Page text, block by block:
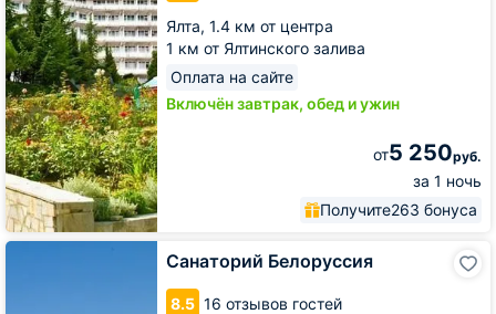
Ялта, 1.4 км от центра
1 км от Ялтинского залива
Оплата на сайте
Включён завтрак, обед и ужин
от5 250руб.
за 1 ночь
Получите263 бонуса
Санаторий Белоруссия
8.5 16 отзывов гостей
Санаторий